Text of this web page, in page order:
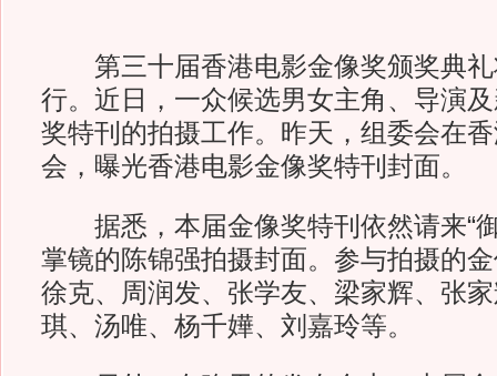
第三十届香港电影金像奖颁奖典礼
行。近日，一众候选男女主角、导演
奖特刊的拍摄工作。昨天，组委会在
会，曝光香港电影金像奖特刊封面。
据悉，本届金像奖特刊依然请来“御
掌镜的陈锦强拍摄封面。参与拍摄的
徐克、周润发、张学友、梁家辉、张
琪、汤唯、杨千嬅、刘嘉玲等。